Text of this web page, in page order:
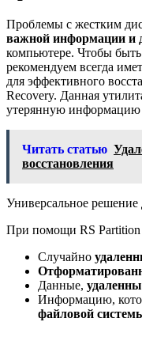
Проблемы с жестким
важной информации и
компьютере. Чтобы
рекомендуем всегда
для эффективного
Recovery. Данная
утерянную информацию
Читать статью
восстановления
Универсальное решение
При помощи RS Partition
Случайно
Данные,
Информацию,
файловой